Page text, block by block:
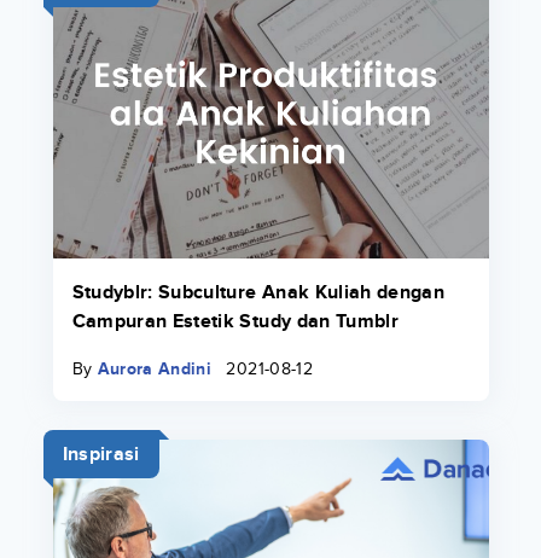
Studyblr: Subculture Anak Kuliah dengan
Campuran Estetik Study dan Tumblr
By Aurora Andini 2021-08-12
Inspirasi